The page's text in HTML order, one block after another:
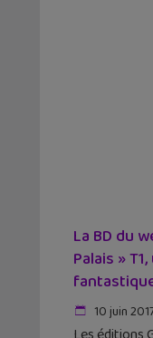
La BD du
Palais »
10 juin